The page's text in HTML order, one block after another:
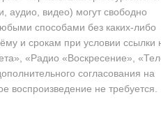
аудио, видео) могут свободно
способами без каких-либо
и срокам при условии ссылки
«Радио «Воскресение»,
согласования на
воспроизведение не требуется.